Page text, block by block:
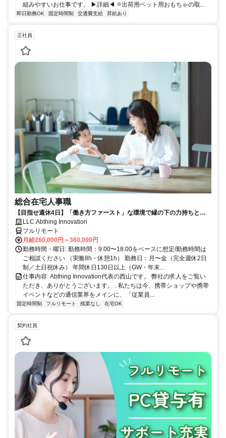
組みやすいお仕事です。 ▶詳細◀︎ ⚪︎出荷用ペット用おもちゃの取...
即日勤務OK 固定時間制 交通費支給 昇給あり
正社員
総合在宅人事職
【目指せ週休4日】「働き方ファースト」な環境で縁の下の力持ちとし
て活躍する人事ポジション｜20代30代活躍中
LLC.Abthing Innovation
フルリモート
月給260,000円～360,000円
勤務時間・曜日: 勤務時間：9:00〜18:00をベースに想定/勤務時間は
ご相談ください （実働8h・休憩1h） 勤務日：月〜金（完全週休2日
制／土日祝休み） 年間休日130日以上（GW・年末...
仕事内容: Abthing Innovation代表の西山です。 弊社の求人をご覧い
ただき、ありがとうございます。 . 私たちは今、携帯ショップや携帯
イベントなどの通信業界をメインに、「従業員...
固定時間制 フルリモート 残業なし 在宅OK
契約社員